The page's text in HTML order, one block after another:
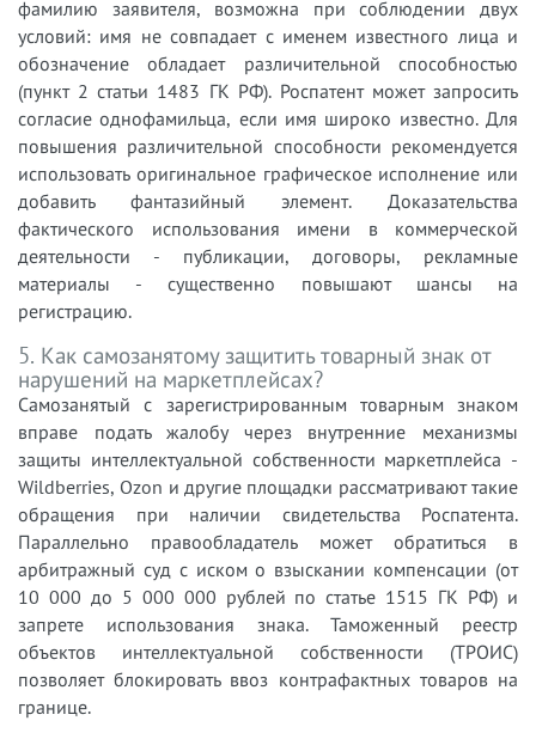
фамилию заявителя, возможна при соблюдении двух
условий: имя не совпадает с именем известного лица и
обозначение обладает различительной способностью
(пункт 2 статьи 1483 ГК РФ). Роспатент может запросить
согласие однофамильца, если имя широко известно. Для
повышения различительной способности рекомендуется
использовать оригинальное графическое исполнение или
добавить фантазийный элемент. Доказательства
фактического использования имени в коммерческой
деятельности - публикации, договоры, рекламные
материалы - существенно повышают шансы на
регистрацию.
5. Как самозанятому защитить товарный знак от
нарушений на маркетплейсах?
Самозанятый с зарегистрированным товарным знаком
вправе подать жалобу через внутренние механизмы
защиты интеллектуальной собственности маркетплейса -
Wildberries, Ozon и другие площадки рассматривают такие
обращения при наличии свидетельства Роспатента.
Параллельно правообладатель может обратиться в
арбитражный суд с иском о взыскании компенсации (от
10 000 до 5 000 000 рублей по статье 1515 ГК РФ) и
запрете использования знака. Таможенный реестр
объектов интеллектуальной собственности (ТРОИС)
позволяет блокировать ввоз контрафактных товаров на
границе.